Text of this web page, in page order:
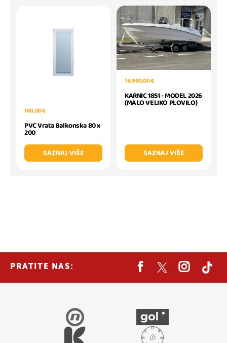
160,00 €
PVC Vrata Balkonska 80 x
200
SAZNAJ VIŠE
14.990,00 €
KARNIC 1851 - MODEL 2026
(MALO VELIKO PLOVILO)
SAZNAJ VIŠE
PRATITE NAS: